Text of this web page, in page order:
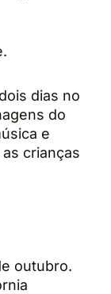
dias no
do
e
crianças
outubro.